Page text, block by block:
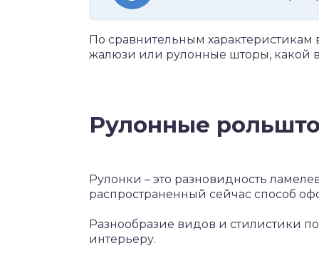
По сравнительным характеристикам
жалюзи или рулонные шторы, какой
Рулонные
Рулонки – это разновидность
распространенный сейчас способ
Разнообразие видов и стилистики
интерьеру.